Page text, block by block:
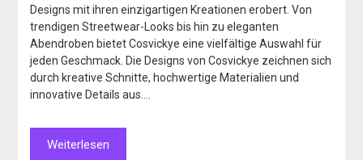
Designs mit ihren einzigartigen Kreationen erobert. Von
trendigen Streetwear-Looks bis hin zu eleganten
Abendroben bietet Cosvickye eine vielfältige Auswahl für
jeden Geschmack. Die Designs von Cosvickye zeichnen sich
durch kreative Schnitte, hochwertige Materialien und
innovative Details aus….
Weiterlesen